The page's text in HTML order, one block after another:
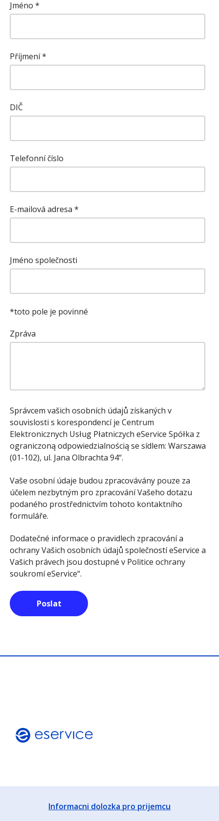
Jméno *
Příjmení*
DIČ
Telefonní číslo
E-mailová adresa *
Jméno společnosti
*toto pole je povinné
Zpráva
Správcem vašich osobních údajů získaných v
souvislosti s korespondencí je Centrum
Elektronicznych Usług Płatniczych eService Spółka z
ograniczoną odpowiedzialnością se sídlem: Warszawa
(01-102), ul. Jana Olbrachta 94“.
Vaše osobní údaje budou zpracovávány pouze za
účelem nezbytným pro zpracování Vašeho dotazu
podaného prostřednictvím tohoto kontaktního
formuláře.
Dodatečné informace o pravidlech zpracování a
ochrany Vašich osobních údajů společností eService a
Vašich právech jsou dostupné v Politice ochrany
soukromí eService“.
Informacni dolozka pro prijemcu